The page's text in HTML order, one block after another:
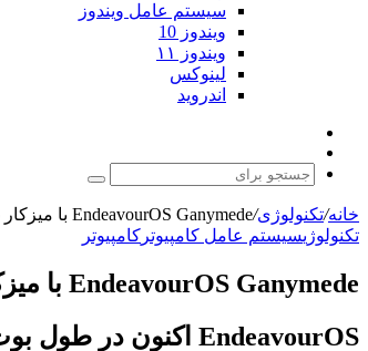
سیستم عامل ویندوز
ویندوز 10
ویندوز ۱۱
لینوکس
اندروید
پوسته
جستجو
خانه/تکنولوژی/EndeavourOS Ganymede با میزکار KDE Plasma 6.5 و هسته لینوکس 6.17 عرضه شد.
تکنولوژیسیستم عامل کامپیوتر کامپیوتر
EndeavourOS Ganymede با میزکار KDE Plasma 6.5 و هسته لینوکس 6.17 عرضه شد.